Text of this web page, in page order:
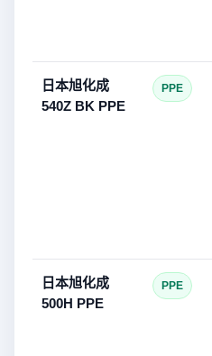
日本旭化成
540Z BK PPE
PPE
日本旭化成
500H PPE
PPE